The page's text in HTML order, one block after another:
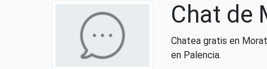
Chat de
Chatea gratis en
en Palencia.